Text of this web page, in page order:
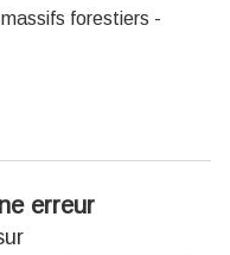
forestiers -
erreur